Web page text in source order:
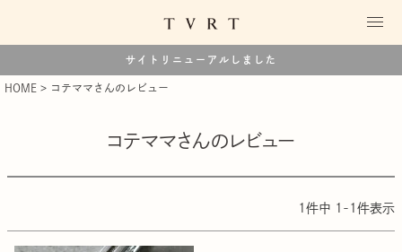
サイトリニューアルしました
HOME コテママさんのレビュー
コテママさんのレビュー
1 件中 1 - 1 件表示